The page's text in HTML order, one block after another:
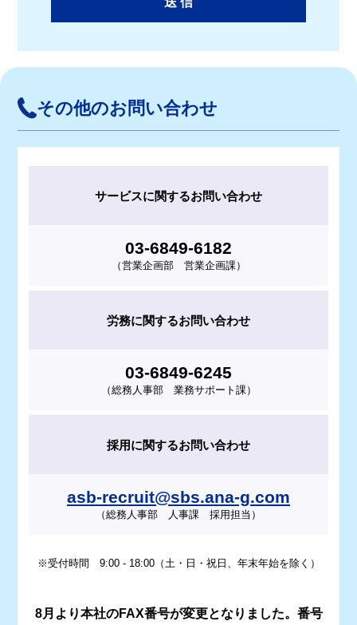
を含む。以下、同じ。）が、反社会的勢
力が経営に実質的に関与している法人で
(2) 自らが反社会的勢力を利用しないこと
(3) 自らが反社会的勢力に対して資金等を提
自らが反社会的勢力と社会的に非難され
自ら又は第三者を利用して、詐欺、暴力
的行為、又は脅迫的言辞を用いる行為、
務を妨害し又は信用を毀損する行為を行
第2項の定めに違反したことにより損害を被
ったときは、その損害の賠償を請求すること
その他のお問い合わせ
サービスに関するお問い合わせ
03-6849-6182
（営業企画部 営業企画課）
労務に関するお問い合わせ
03-6849-6245
（総務人事部 業務サポート課）
採用に関するお問い合わせ
asb-recruit@sbs.ana-g.com
（総務人事部 人事課 採用担当）
※受付時間 9:00 - 18:00（土・日・祝日、年末年始を除く）
8月より本社のFAX番号が変更となりました。番号